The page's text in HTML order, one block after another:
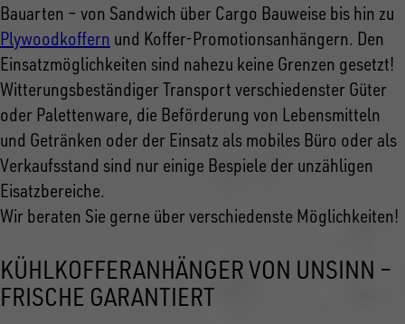
Bauarten – von Sandwich über Cargo Bauweise bis hin zu
Plywoodkoffern und Koffer-Promotionsanhängern. Den
Einsatzmöglichkeiten sind nahezu keine Grenzen gesetzt!
Witterungsbeständiger Transport verschiedenster Güter
oder Palettenware, die Beförderung von Lebensmitteln
und Getränken oder der Einsatz als mobiles Büro oder als
Verkaufsstand sind nur einige Bespiele der unzähligen
Eisatzbereiche.
Wir beraten Sie gerne über verschiedenste Möglichkeiten!
KÜHLKOFFERANHÄNGER VON UNSINN –
FRISCHE GARANTIERT